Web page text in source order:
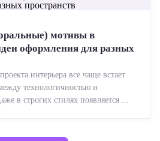
мотивы в
оформления для разных
интерьера все чаще встает
технологичностью и
в строгих стилях появляется ...